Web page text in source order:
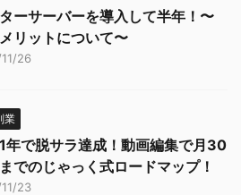
ーサーバーを導入して半年！〜
リットについて〜
26
業
年で脱サラ達成！動画編集で月30
でのじゃっく式ロードマップ！
23